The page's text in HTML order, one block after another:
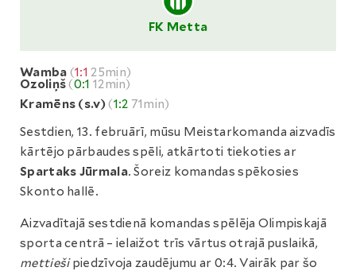
FK Metta
Wamba (1:1 25min)
Ozoliņš(0:1 12min)
Kramēns (s.v)(1:2 71min)
Sestdien, 13. februārī, mūsu Meistarkomanda aizvadīs
kārtējo pārbaudes spēli, atkārtoti tiekoties ar
Spartaks Jūrmala. Šoreiz komandas spēkosies
Skonto hallē.
Aizvadītajā sestdienā komandas spēlēja Olimpiskajā
sporta centrā – ielaižot trīs vārtus otrajā puslaikā,
mettiešipiedzīvoja zaudējumu ar 0:4. Vairāk par šo